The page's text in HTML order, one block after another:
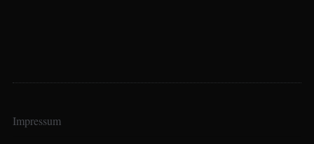
Impressum